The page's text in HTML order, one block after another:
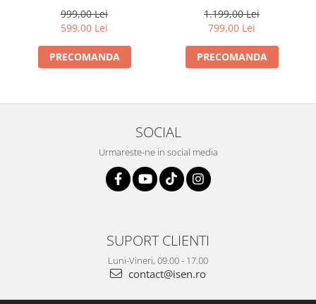
999,00 Lei
599,00 Lei
PRECOMANDA
WiFi6+BT5.0
1.199,00 Lei
799,00 Lei
PRECOMANDA
SOCIAL
Urmareste-ne in social media
SUPORT CLIENTI
Luni-Vineri, 09.00 - 17.00
contact@isen.ro